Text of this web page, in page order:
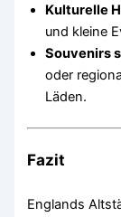
Kulturelle
und kleine
Souvenirs
oder
Läden.
Fazit
Englands